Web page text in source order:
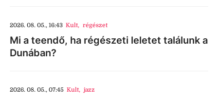
2026. 08. 05., 16:43 Kult, régészet
Mi a teendő, ha régészeti leletet találunk a
Dunában?
2026. 08. 05., 07:45 Kult, jazz